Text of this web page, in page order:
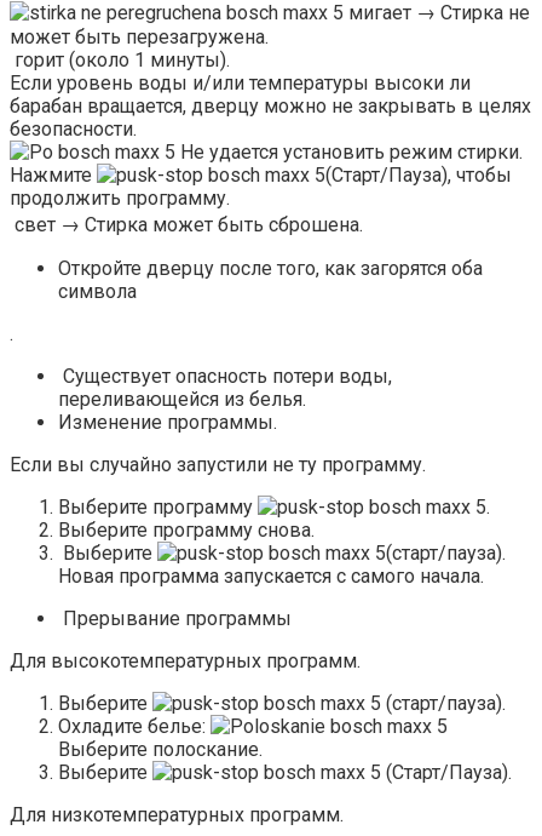
мигает → Стирка не
может быть перезагружена.
горит (около 1 минуты).
Если уровень воды и/или температуры высоки ли
барабан вращается, дверцу можно не закрывать в целях
безопасности.
Не удается установить режим стирки.
Нажмите
(Старт/Пауза), чтобы
продолжить программу.
свет → Стирка может быть сброшена.
Откройте дверцу после того, как загорятся оба
символа
.
Существует опасность потери воды,
переливающейся из белья.
Изменение программы.
Если вы случайно запустили не ту программу.
Выберите программу
.
Выберите программу снова.
Выберите
(старт/пауза).
Новая программа запускается с самого начала.
Прерывание программы
Для высокотемпературных программ.
Выберите
(старт/пауза).
Охладите белье:
Выберите полоскание.
Выберите
(Старт/Пауза).
Для низкотемпературных программ.